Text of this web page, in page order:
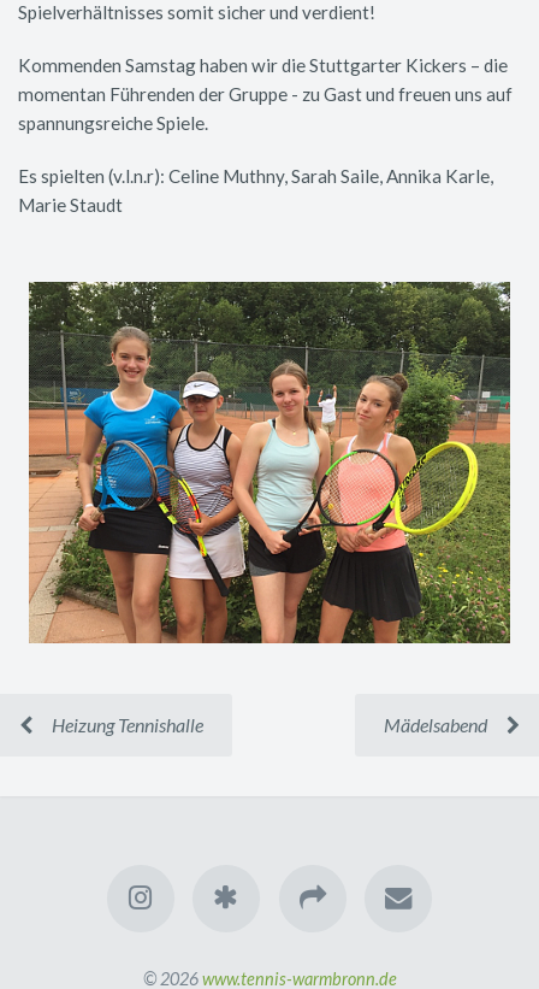
Spielverhältnisses somit sicher und verdient!
Kommenden Samstag haben wir die Stuttgarter Kickers – die
momentan Führenden der Gruppe - zu Gast und freuen uns auf
spannungsreiche Spiele.
Es spielten (v.l.n.r): Celine Muthny, Sarah Saile, Annika Karle,
Marie Staudt
Heizung Tennishalle Mädelsabend
© 2026www.tennis-warmbronn.de